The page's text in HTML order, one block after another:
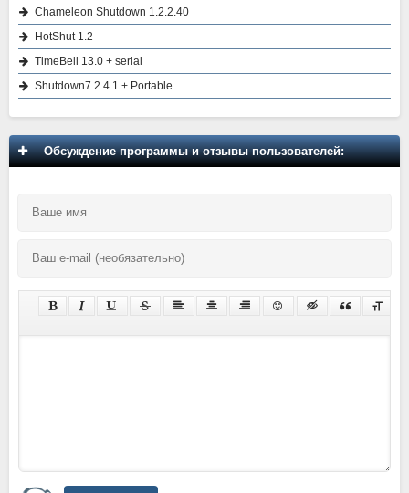
Chameleon Shutdown 1.2.2.40
HotShut 1.2
TimeBell 13.0 + serial
Shutdown7 2.4.1 + Portable
Обсуждение программы и отзывы пользователей: